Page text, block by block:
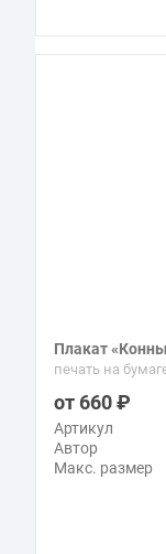
Плакат
печать на
660
Артикул
Автор
Макс. размер